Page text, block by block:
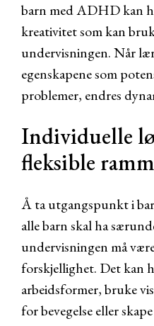
barn med ADHD kan
kreativitet som kan
undervisningen. Når
egenskapene som
problemer, endres
Individuelle
fleksible
Å ta utgangspunkt i
alle barn skal ha
undervisningen må
forskjellighet. Det kan
arbeidsformer, bruke
for bevegelse eller